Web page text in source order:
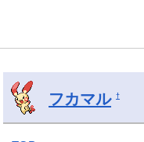
フカマル †